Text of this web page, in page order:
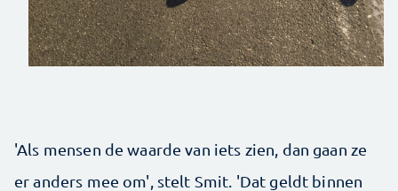
'Als mensen de waarde van iets zien, dan gaan ze
er anders mee om', stelt Smit. 'Dat geldt binnen